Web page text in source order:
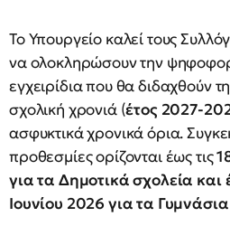
Το Υπουργείο καλεί τους
να ολοκληρώσουν την
εγχειρίδια που θα διδαχθούν
σχολική χρονιά (έτος 2027-
ασφυκτικά χρονικά όρια.
προθεσμίες ορίζονται έως τις
για τα Δημοτικά σχολεία και
Ιουνίου 2026 για τα